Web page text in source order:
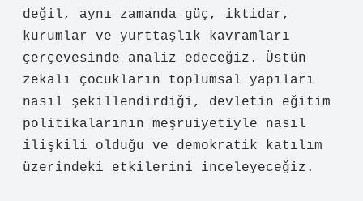
değil, aynı zamanda güç, iktidar,
kurumlar ve yurttaşlık kavramları
çerçevesinde analiz edeceğiz. Üstün
zekalı çocukların toplumsal yapıları
nasıl şekillendirdiği, devletin eğitim
politikalarının meşruiyetiyle nasıl
ilişkili olduğu ve demokratik katılım
üzerindeki etkilerini inceleyeceğiz.